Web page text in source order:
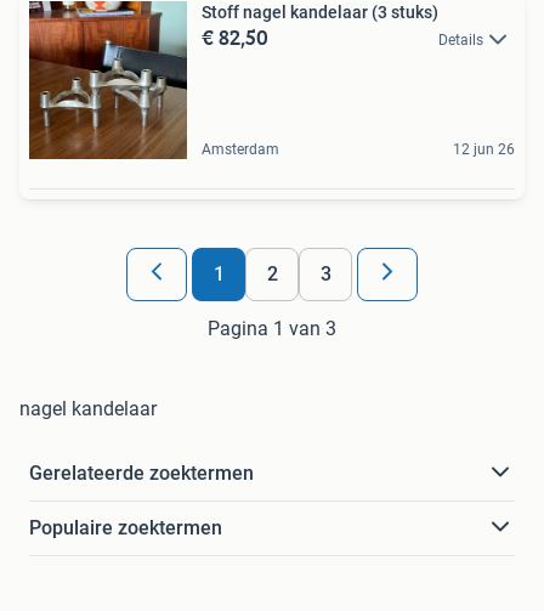
Stoff nagel kandelaar (3 stuks)
€ 82,50 Details
Amsterdam 12 jun 26
1 2 3
Pagina 1 van 3
nagel kandelaar
Gerelateerde zoektermen
Populaire zoektermen